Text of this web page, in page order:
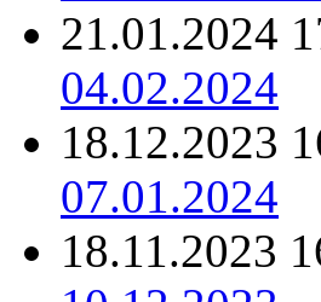
21.01.2024
04.02.2024
18.12.2023
07.01.2024
18.11.2023